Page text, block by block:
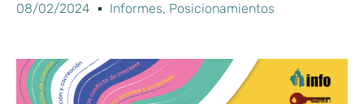
08/02/2024 Informes, Posicionamientos